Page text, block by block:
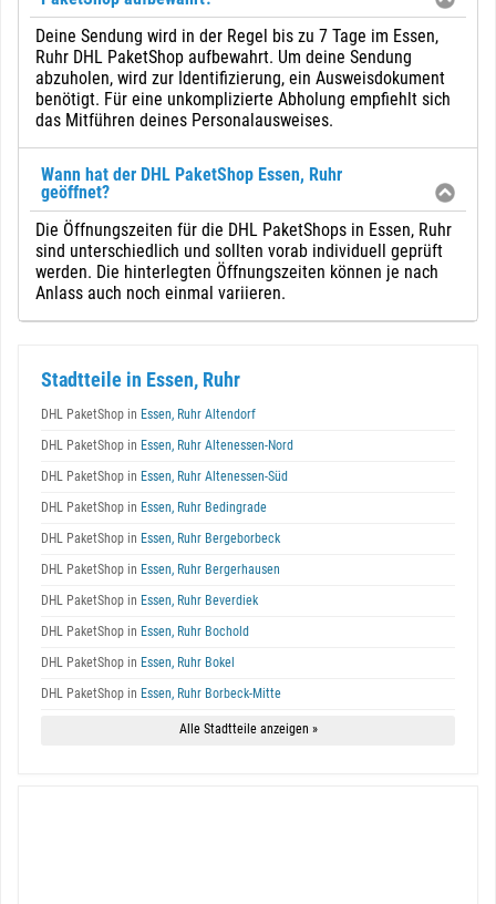
Deine Sendung wird in der Regel bis zu 7 Tage im Essen,
Ruhr DHL PaketShop aufbewahrt. Um deine Sendung
abzuholen, wird zur Identifizierung, ein Ausweisdokument
benötigt. Für eine unkomplizierte Abholung empfiehlt sich
das Mitführen deines Personalausweises.
Wann hat der DHL PaketShop Essen, Ruhr
geöffnet?
Die Öffnungszeiten für die DHL PaketShops in Essen, Ruhr
sind unterschiedlich und sollten vorab individuell geprüft
werden. Die hinterlegten Öffnungszeiten können je nach
Anlass auch noch einmal variieren.
Stadtteile in Essen, Ruhr
DHL PaketShop in Essen, Ruhr Altendorf
DHL PaketShop in Essen, Ruhr Altenessen-Nord
DHL PaketShop in Essen, Ruhr Altenessen-Süd
DHL PaketShop in Essen, Ruhr Bedingrade
DHL PaketShop in Essen, Ruhr Bergeborbeck
DHL PaketShop in Essen, Ruhr Bergerhausen
DHL PaketShop in Essen, Ruhr Beverdiek
DHL PaketShop in Essen, Ruhr Bochold
DHL PaketShop in Essen, Ruhr Bokel
DHL PaketShop in Essen, Ruhr Borbeck-Mitte
Alle Stadtteile anzeigen »